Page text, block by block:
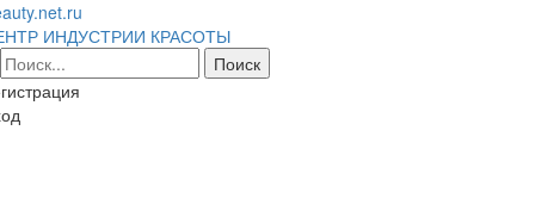
ИНДУСТРИИ КРАСОТЫ